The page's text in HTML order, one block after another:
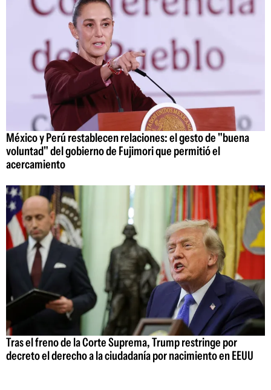
México y Perú restablecen relaciones: el gesto de "buena
voluntad" del gobierno de Fujimori que permitió el
acercamiento
Tras el freno de la Corte Suprema, Trump restringe por
decreto el derecho a la ciudadanía por nacimiento en EEUU